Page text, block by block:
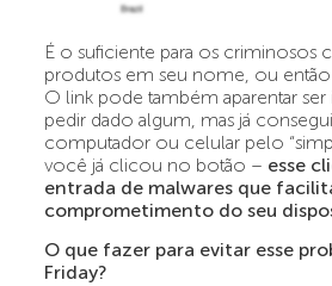
É o suficiente para os criminosos
produtos em seu nome, ou então
O link pode também aparentar
pedir dado algum, mas já
computador ou celular pelo
você já clicou no botão – esse
entrada de malwares que
comprometimento do seu
O que fazer para evitar esse
Friday?